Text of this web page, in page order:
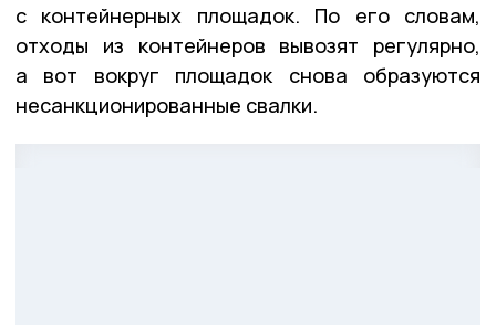
с контейнерных площадок. По его словам,
отходы из контейнеров вывозят регулярно,
а вот вокруг площадок снова образуются
несанкционированные свалки.